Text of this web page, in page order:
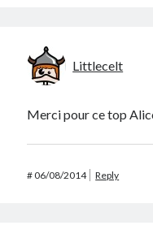
Littlecelt
Merci pour ce top
#06/08/2014 Reply